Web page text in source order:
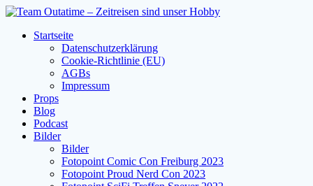
Zum
springenStartseite
Datenschutzerklärung
Cookie-Richtlinie (EU)
AGBs
Impressum
Props
Blog
Podcast
Bilder
Bilder
Fotopoint Comic Con Freiburg 2023
Fotopoint Proud Nerd Con 2023